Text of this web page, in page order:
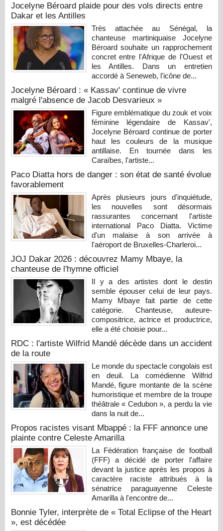
Jocelyne Béroard plaide pour des vols directs entre
Dakar et les Antilles
Très attachée au Sénégal, la
chanteuse martiniquaise Jocelyne
Béroard souhaite un rapprochement
concret entre l'Afrique de l'Ouest et
les Antilles. Dans un entretien
accordé à Seneweb, l'icône de...
Jocelyne Béroard : « Kassav' continue de vivre
malgré l'absence de Jacob Desvarieux »
Figure emblématique du zouk et voix
féminine légendaire de Kassav',
Jocelyne Béroard continue de porter
haut les couleurs de la musique
antillaise. En tournée dans les
Caraïbes, l'artiste...
Paco Diatta hors de danger : son état de santé évolue
favorablement
Après plusieurs jours d'inquiétude,
les nouvelles sont désormais
rassurantes concernant l'artiste
international Paco Diatta. Victime
d'un malaise à son arrivée à
l'aéroport de Bruxelles-Charleroi...
JOJ Dakar 2026 : découvrez Mamy Mbaye, la
chanteuse de l'hymne officiel
Il y a des artistes dont le destin
semble épouser celui de leur pays.
Mamy Mbaye fait partie de cette
catégorie. Chanteuse, auteure-
compositrice, actrice et productrice,
elle a été choisie pour...
RDC : l'artiste Wilfrid Mandé décède dans un accident
de la route
Le monde du spectacle congolais est
en deuil. La comédienne Wilfrid
Mandé, figure montante de la scène
humoristique et membre de la troupe
théâtrale « Cedubon », a perdu la vie
dans la nuit de...
Propos racistes visant Mbappé : la FFF annonce une
plainte contre Celeste Amarilla
La Fédération française de football
(FFF) a décidé de porter l'affaire
devant la justice après les propos à
caractère raciste attribués à la
sénatrice paraguayenne Celeste
Amarilla à l'encontre de...
Bonnie Tyler, interprète de « Total Eclipse of the Heart
», est décédée